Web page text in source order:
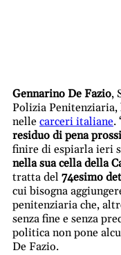
Gennarino De Fazio,
Polizia Penitenziaria,
nelle carceri italiane.
residuo di pena
finire di espiarla ieri
nella sua cella della
tratta del 74esimo
cui bisogna
penitenziaria che,
senza fine e senza
politica non pone
De Fazio.